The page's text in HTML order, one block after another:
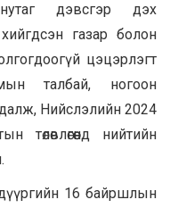
дэвсгэр дэх
хийгдсэн газар болон
цэцэрлэгт
талбай, ногоон
Нийслэлийн 2024
нийтийн
дүүргийн 16 байршлын